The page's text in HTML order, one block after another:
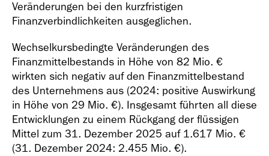
Veränderungen bei den kurzfristigen
Finanzverbindlichkeiten ausgeglichen.
Wechselkursbedingte Veränderungen des
Finanzmittelbestands in Höhe von 82 Mio. €
wirkten sich negativ auf den Finanzmittelbestand
des Unternehmens aus (2024: positive Auswirkung
in Höhe von 29 Mio. €). Insgesamt führten all diese
Entwicklungen zu einem Rückgang der flüssigen
Mittel zum 31. Dezember 2025 auf 1.617 Mio. €
(31. Dezember 2024: 2.455 Mio. €).